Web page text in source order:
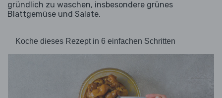
gründlich zu waschen, insbesondere grünes
Blattgemüse und Salate.
Koche dieses Rezept in 6 einfachen Schritten